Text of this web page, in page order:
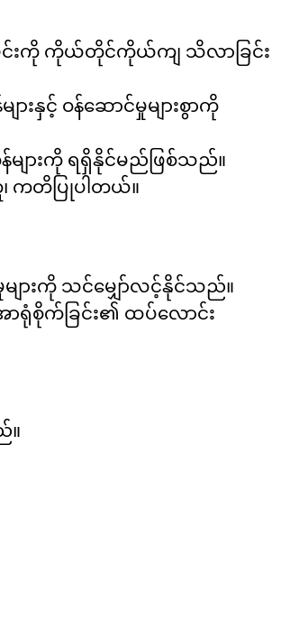
င်းကို ကိုယ်တိုင်ကိုယ်ကျ သိလာခြင်း
နှင့် ဝန်ဆောင်မှုများစွာကို
များကို ရရှိနိုင်မည်ဖြစ်သည်။
၊ ကတိပြုပါတယ်။
ျားကို သင်မျှော်လင့်နိုင်သည်။
ာရုံစိုက်ခြင်း၏ ထပ်လောင်း
။